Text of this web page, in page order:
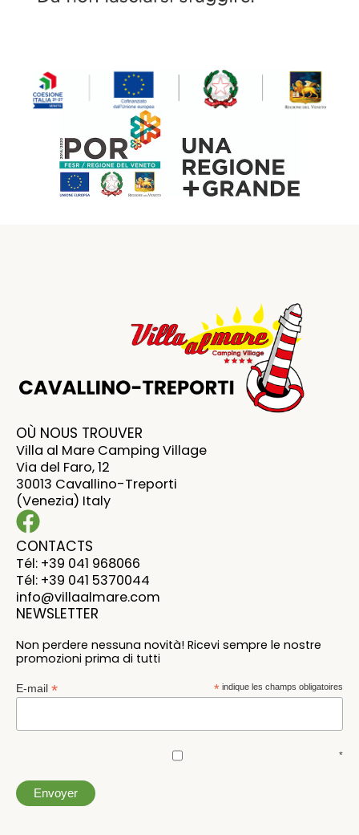
OÙ NOUS TROUVER
Villa al Mare Camping Village
Via del Faro, 12
30013 Cavallino-Treporti
(Venezia) Italy
CONTACTS
Tél: +39 041 968066
Tél: +39 041 5370044
info@villaalmare.com
NEWSLETTER
Non perdere nessuna novità! Ricevi sempre le nostre
promozioni prima di tutti
* indique les champs obligatoires
E-mail *
*